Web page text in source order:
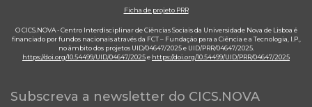
Ficha de projeto PRR
O CICS.NOVA - Centro Interdisciplinar de Ciências Sociais da Universidade Nova de Lisboa é
financiado por fundos nacionais através da FCT – Fundação para a Ciência e a Tecnologia, I.P.,
no âmbito dos projetos UID/04647/2025 e UID/PRR/04647/2025.
https://doi.org/10.54499/UID/04647/2025e https://doi.org/10.54499/UID/PRR/04647/2025
Subscreva a newsletter do CICS.NOVA